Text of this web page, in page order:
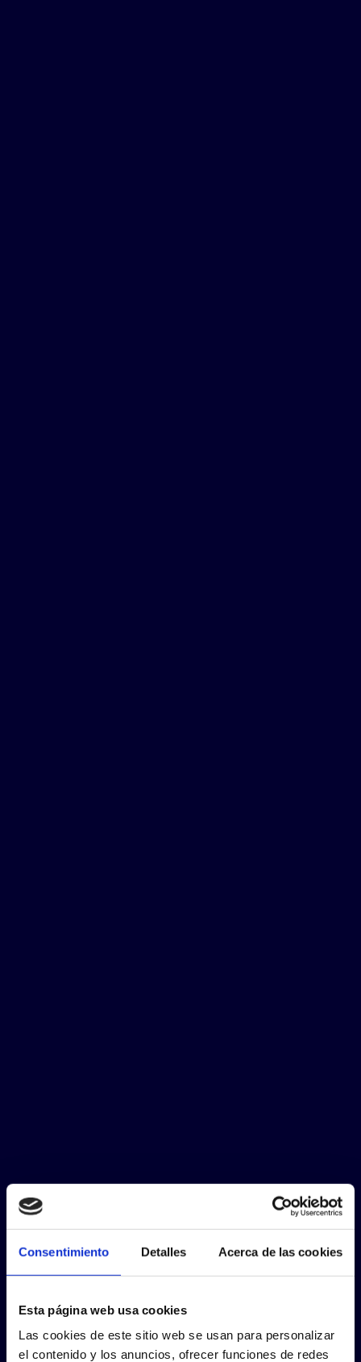
Consentimiento Detalles Acerca de las cookies
Esta página web usa cookies
Las cookies de este sitio web se usan para personalizar
el contenido y los anuncios, ofrecer funciones de redes